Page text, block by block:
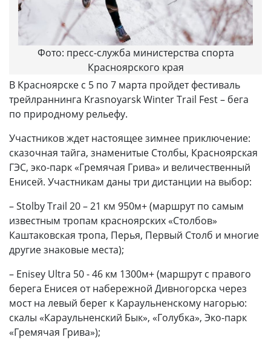
Фото: пресс-служба министерства спорта
Красноярского края
В Красноярске с 5 по 7 марта пройдет фестиваль
трейлраннинга Krasnoyarsk Winter Trail Fest – бега
по природному рельефу.
Участников ждет настоящее зимнее приключение:
сказочная тайга, знаменитые Столбы, Красноярская
ГЭС, эко-парк «Гремячая Грива» и величественный
Енисей. Участникам даны три дистанции на выбор:
– Stolby Trail 20 – 21 км 950м+ (маршрут по самым
известным тропам красноярских «Столбов»
Каштаковская тропа, Перья, Первый Столб и многие
другие знаковые места);
– Enisey Ultra 50 - 46 км 1300м+ (маршрут с правого
берега Енисея от набережной Дивногорска через
мост на левый берег к Караульненскому нагорью:
скалы «Караульненский Бык», «Голубка», Эко-парк
«Гремячая Грива»);